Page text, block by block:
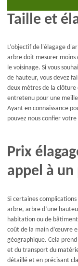
Taille et
L’objectif de l'élagage
arbre doit mesurer moins
le voisinage. Si vous
de hauteur, vous devez
deux mètres de la
entretenu pour une
Ayant en connaissance
pouvez nous confier
Prix
appel à
Si certaines
arbre, arbre d’une
habitation ou de
coût de la main d’œuvre
géographique. Cela
et du transport du
détaillé et en précisant